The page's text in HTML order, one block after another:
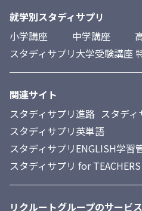
就学別スタディサプリ
小学講座
中学講座
スタディサプリ大学受験講座
関連サイト
スタディサプリ進路 スタディ
スタディサプリ英単語
スタディサプリENGLISH学習
スタディサプリ for TEACHERS
リクルートグループのサービス